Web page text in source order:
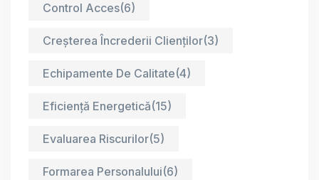
Control Acces(6)
Creșterea Încrederii Clienților(3)
Echipamente De Calitate(4)
Eficiență Energetică(15)
Evaluarea Riscurilor(5)
Formarea Personalului(6)